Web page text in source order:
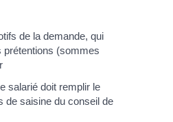
de la demande, qui
prétentions (sommes
salarié doit remplir le
de saisine du conseil de